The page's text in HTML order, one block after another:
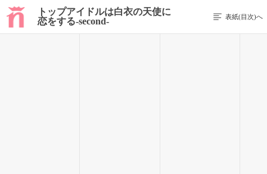
トップアイドルは白衣の天使に
恋をする-second-
表紙(目次)へ
前のページを表示する